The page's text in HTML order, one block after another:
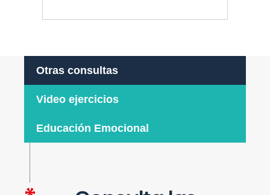
Otras consultas
Video ejercicios
Educación Emocional